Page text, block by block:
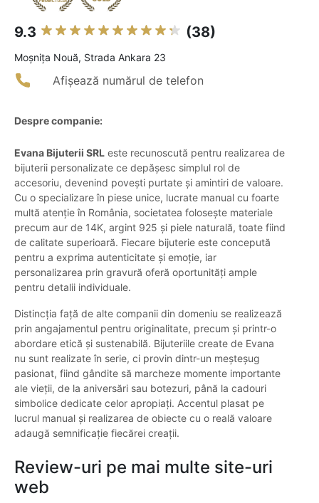
9.3 (38)
Moşniţa Nouă, Strada Ankara 23
Afișează numărul de telefon
Despre companie:
Evana Bijuterii SRL este recunoscută pentru realizarea de
bijuterii personalizate ce depășesc simplul rol de
accesoriu, devenind povești purtate și amintiri de valoare.
Cu o specializare în piese unice, lucrate manual cu foarte
multă atenție în România, societatea folosește materiale
precum aur de 14K, argint 925 și piele naturală, toate fiind
de calitate superioară. Fiecare bijuterie este concepută
pentru a exprima autenticitate și emoție, iar
personalizarea prin gravură oferă oportunități ample
pentru detalii individuale.
Distincția față de alte companii din domeniu se realizează
prin angajamentul pentru originalitate, precum și printr-o
abordare etică și sustenabilă. Bijuteriile create de Evana
nu sunt realizate în serie, ci provin dintr-un meșteșug
pasionat, fiind gândite să marcheze momente importante
ale vieții, de la aniversări sau botezuri, până la cadouri
simbolice dedicate celor apropiați. Accentul plasat pe
lucrul manual și realizarea de obiecte cu o reală valoare
adaugă semnificație fiecărei creații.
Review-uri pe mai multe site-uri
web